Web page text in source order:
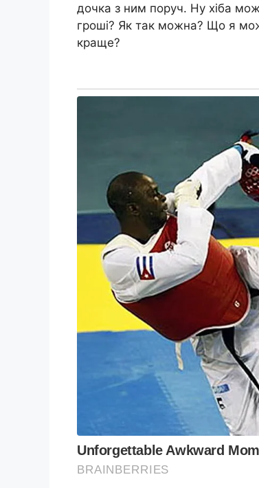
дочка з ним поруч. Ну хіба
гроші? Як так можна? Що я
краще?